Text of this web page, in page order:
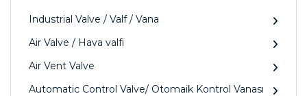
Industrial Valve / Valf / Vana
Air Valve / Hava valfi
Air Vent Valve
Automatic Control Valve/ Otomaik Kontrol Vanası